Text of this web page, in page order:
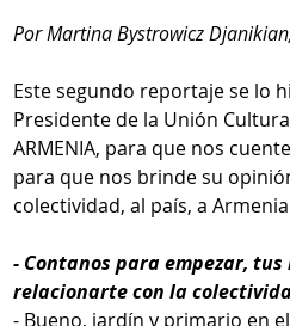
Por Martina Bystrowicz
Este segundo reportaje se lo
Presidente de la Unión
ARMENIA, para que nos
para que nos brinde su
colectividad, al país, a
- Contanos para empezar,
relacionarte con la
- Bueno, jardín y primario en